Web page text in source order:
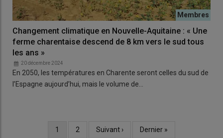
Changement climatique en Nouvelle-Aquitaine : « Une
ferme charentaise descend de 8 km vers le sud tous
les ans »
20 décembre 2024
En 2050, les températures en Charente seront celles du sud de
l’Espagne aujourd’hui, mais le volume de…
Page
1 Page
2
Page
Suivant ›
Dernière
Dernier »